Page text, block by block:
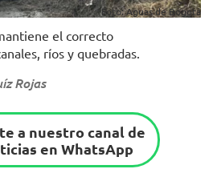
Foto: Aguas de Bogotá
el correcto
ríos y quebradas.
Rojas
a nuestro canal de
en WhatsApp